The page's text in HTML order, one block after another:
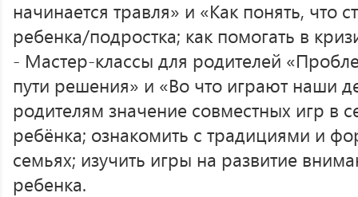
начинается травля» и «Как понять, что
ребенка/подростка; как помогать в
- Мастер-классы для родителей
пути решения» и «Во что играют наши
родителям значение совместных игр в
ребёнка; ознакомить с традициями и
семьях; изучить игры на развитие
ребенка.